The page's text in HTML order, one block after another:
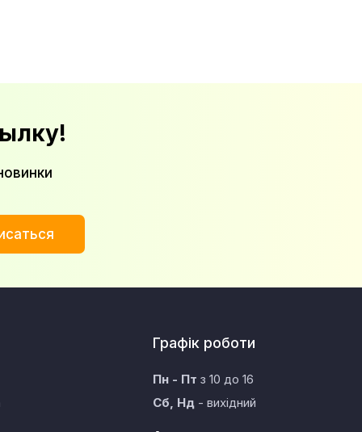
Графік роботи
Пн - Пт з 10 до 16
Сб, Нд- вихідний